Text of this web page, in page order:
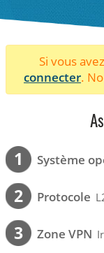
Si vous
connecter.
1 Système
2 Protocole
3 Zone VPN